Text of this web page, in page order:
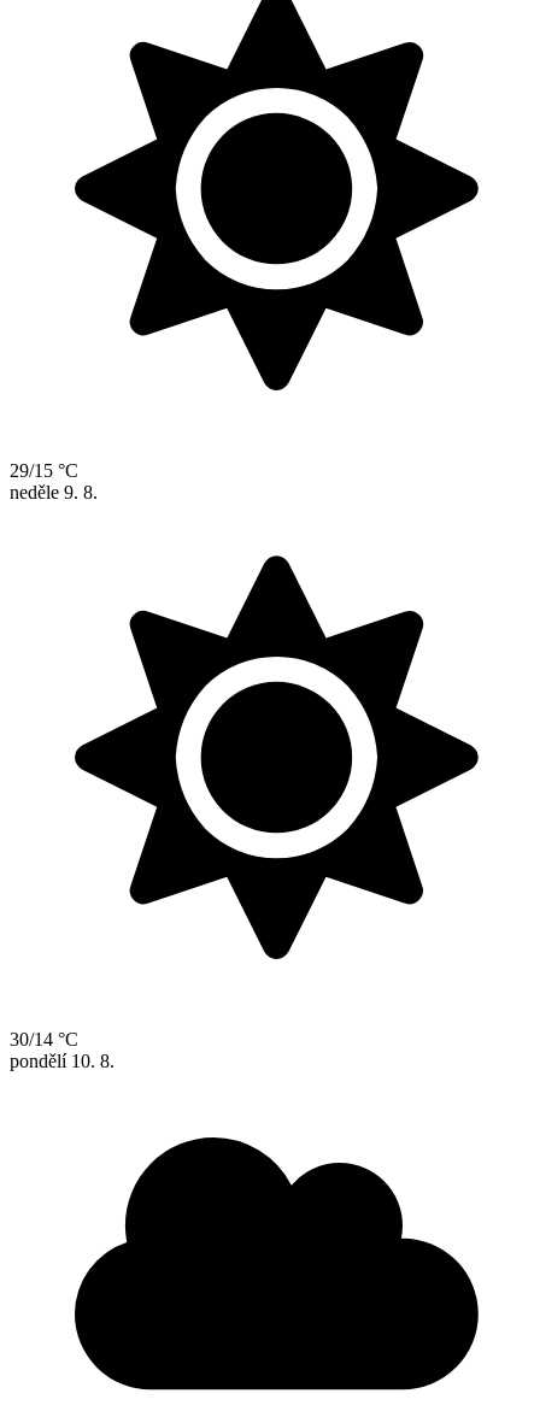
29/15 °C
neděle 9. 8.
30/14 °C
pondělí 10. 8.